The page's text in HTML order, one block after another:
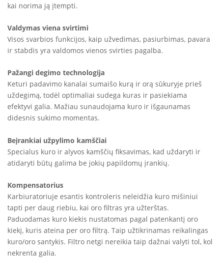
kai norima ją įtempti.
Valdymas viena svirtimi
Visos svarbios funkcijos, kaip užvedimas, pasiurbimas, pavara
ir stabdis yra valdomos vienos svirties pagalba.
Pažangi degimo technologija
Keturi padavimo kanalai sumaišo kurą ir orą sūkuryje prieš
uždegimą, todėl optimaliai sudega kuras ir pasiekiama
efektyvi galia. Mažiau sunaudojama kuro ir išgaunamas
didesnis sukimo momentas.
Beįrankiai užpylimo kamščiai
Specialus kuro ir alyvos kamščių fiksavimas, kad uždaryti ir
atidaryti būtų galima be jokių papildomų įrankių.
Kompensatorius
Karbiuratoriuje esantis kontroleris neleidžia kuro mišiniui
tapti per daug riebiu, kai oro filtras yra užterštas.
Paduodamas kuro kiekis nustatomas pagal patenkantį oro
kiekį, kuris ateina per oro filtrą. Taip užtikrinamas reikalingas
kuro/oro santykis. Filtro netgi nereikia taip dažnai valyti tol, kol
nekrenta galia.